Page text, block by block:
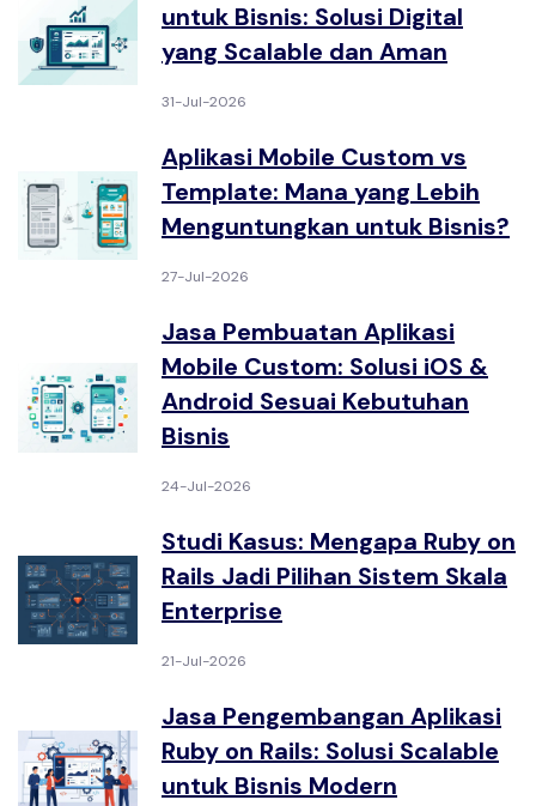
untuk Bisnis: Solusi Digital
yang Scalable dan Aman
31-Jul-2026
Aplikasi Mobile Custom vs
Template: Mana yang Lebih
Menguntungkan untuk Bisnis?
27-Jul-2026
Jasa Pembuatan Aplikasi
Mobile Custom: Solusi iOS &
Android Sesuai Kebutuhan
Bisnis
24-Jul-2026
Studi Kasus: Mengapa Ruby on
Rails Jadi Pilihan Sistem Skala
Enterprise
21-Jul-2026
Jasa Pengembangan Aplikasi
Ruby on Rails: Solusi Scalable
untuk Bisnis Modern